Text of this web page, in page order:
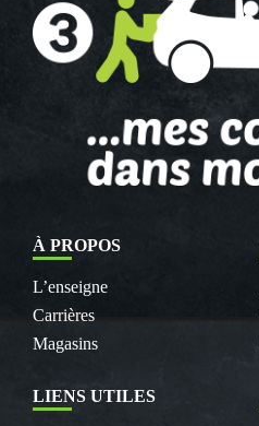
À PROPOS
L’enseigne
Carrières
Magasins
LIENS UTILES